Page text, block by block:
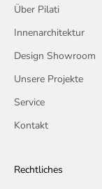
Über Pilati
Innenarchitektur
Design Showroom
Unsere Projekte
Service
Kontakt
Rechtliches